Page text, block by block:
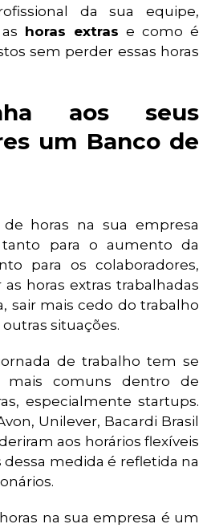
da sua equipe,
horas extras e como é
sem perder essas horas
aos seus
um Banco de
horas na sua empresa
para o aumento da
para os colaboradores,
horas extras trabalhadas
sair mais cedo do trabalho
situações.
de trabalho tem se
mais comuns dentro de
especialmente startups.
Unilever, Bacardi Brasil
aos horários flexíveis
medida é refletida na
na sua empresa é um